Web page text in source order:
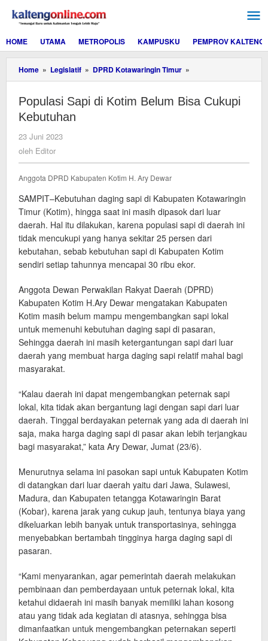
konten
HOME
UTAMA METROPOLIS KAMPUSKU PEMPROV KALTENG
Home » Legislatif » DPRD Kotawaringin Timur »
Sapi
Kotim
Populasi Sapi di Kotim Belum Bisa Cukupi
Kebutuhan
23 Juni 2023
oleh Editor
Anggota DPRD Kabupaten Kotim H. Ary Dewar
SAMPIT–Kebutuhan daging sapi di Kabupaten Kotawaringin
Timur (Kotim), hingga saat ini masih dipasok dari luar
daerah. Hal itu dilakukan, karena populasi sapi di daerah ini
tidak mencukupi yang hanya sekitar 25 persen dari
kebutahan, sebab kebutuhan sapi di Kabupaten Kotim
sendiri setiap tahunnya mencapai 30 ribu ekor.
Anggota Dewan Perwakilan Rakyat Daerah (DPRD)
Kabupaten Kotim H.Ary Dewar mengatakan Kabupaten
Kotim masih belum mampu mengembangkan sapi lokal
untuk memenuhi kebutuhan daging sapi di pasaran,
Sehingga daerah ini masih ketergantungan sapi dari luar
daerah yang membuat harga daging sapi relatif mahal bagi
masyarakat.
“Kalau daerah ini dapat mengembangkan peternak sapi
lokal, kita tidak akan bergantung lagi dengan sapi dari luar
daerah. Tinggal berdayakan peternak yang ada di daerah ini
saja, maka harga daging sapi di pasar akan lebih terjangkau
bagi masyarakat,” kata Ary Dewar, Jumat (23/6).
Menurutnya selama ini pasokan sapi untuk Kabupaten Kotim
di datangkan dari luar daerah yaitu dari Jawa, Sulawesi,
Madura, dan Kabupaten tetangga Kotawaringin Barat
(Kobar), karena jarak yang cukup jauh, tentunya biaya yang
dikeluarkan lebih banyak untuk transportasinya, sehingga
menyebabkan bertambah tingginya harga daging sapi di
pasaran.
“Kami menyarankan, agar pemerintah daerah melakukan
pembinaan dan pemberdayaan untuk peternak lokal, kita
ketahui didaerah ini masih banyak memiliki lahan kosong
atau yang tidak ada kegiatan di atasnya, sehingga bisa
dimanfaatkan untuk mengembangkan peternakan seperti